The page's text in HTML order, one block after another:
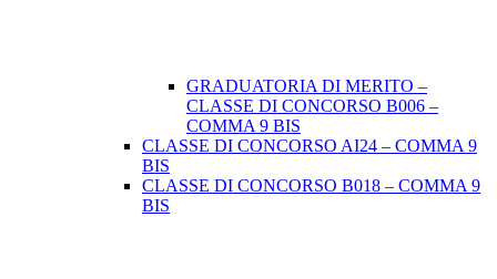
GRADUATORIA DI MERITO –
CLASSE DI CONCORSO B006 –
COMMA 9 BIS
CLASSE DI CONCORSO AI24 – COMMA 9
BIS
CLASSE DI CONCORSO B018 – COMMA 9
BIS